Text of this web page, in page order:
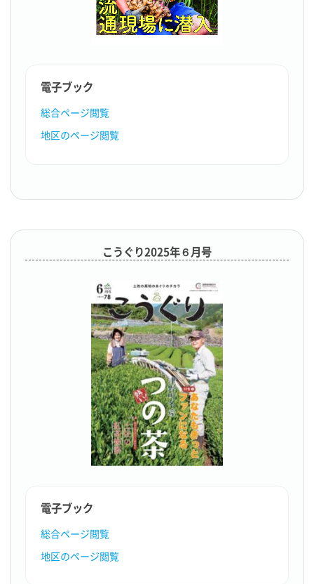
電子ブック
総合ページ閲覧
地区のページ閲覧
こうぐり2025年６月号
電子ブック
総合ページ閲覧
地区のページ閲覧